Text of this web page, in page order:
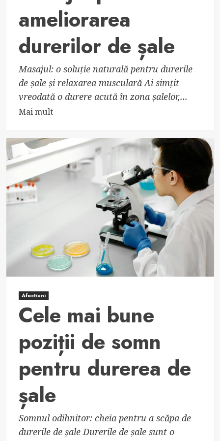
ameliorarea
durerilor de șale
Masajul: o soluție naturală pentru durerile
de șale și relaxarea musculară Ai simțit
vreodată o durere acută în zona șalelor,...
Mai multRead
about
Cum
folosești
ameliorarea
șale
Afectiuni
Cele mai bune
poziții de somn
pentru durerea de
șale
Somnul odihnitor: cheia pentru a scăpa de
durerile de șale Durerile de șale sunt o